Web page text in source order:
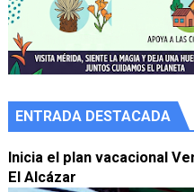
ENTRADA DESTACADA
Inicia el plan vacacional
El Alcázar